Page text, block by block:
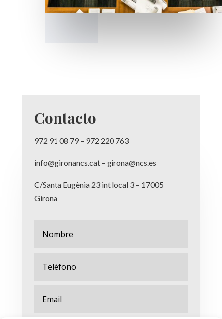
Contacto
972 91 08 79 – 972 220 763
info@gironancs.cat – girona@ncs.es
C/Santa Eugènia 23 int local 3 – 17005
Girona